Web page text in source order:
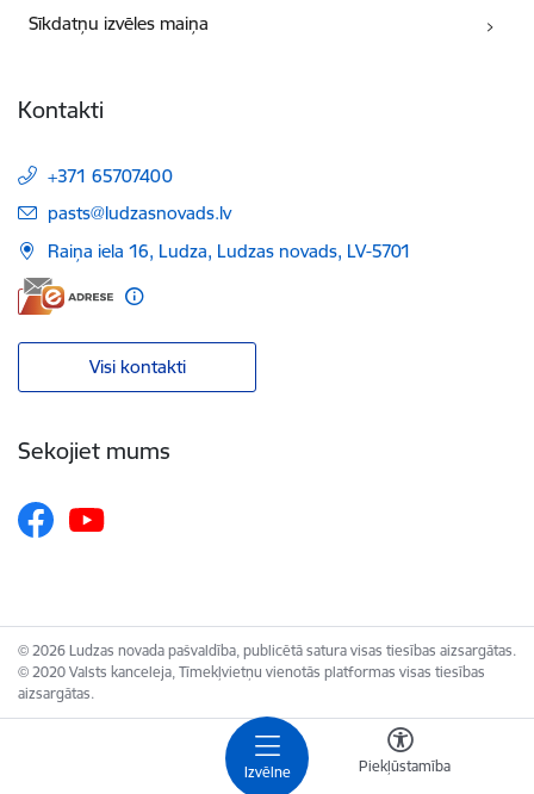
Izvēlne Piekļūstamība
Sīkdatņu izvēles maiņa
Kontakti
+371 65707400
E-pasts:
pasts@ludzasnovads.lv
Raiņa iela 16, Ludza, Ludzas novads, LV-5701
Visi kontakti
Sekojiet mums
© 2026 Ludzas novada pašvaldība, publicētā satura visas tiesības aizsargātas.
© 2020 Valsts kanceleja, Tīmekļvietņu vienotās platformas visas tiesības
aizsargātas.